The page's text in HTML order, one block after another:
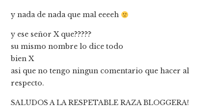
y nada de nada que mal eeeeh
y ese señor X que?????
su mismo nombre lo dice todo
bien X
asi que no tengo ningun comentario que hacer al
respecto.
SALUDOS A LA RESPETABLE RAZA BLOGGERA!